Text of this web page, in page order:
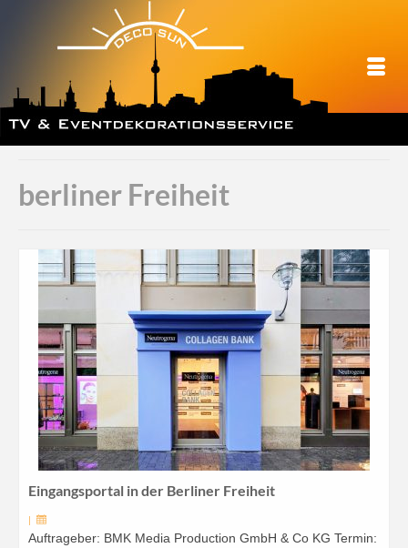
berliner Freiheit
Eingangsportal in der Berliner Freiheit
|
Auftrageber: BMK Media Production GmbH & Co KG Termin: